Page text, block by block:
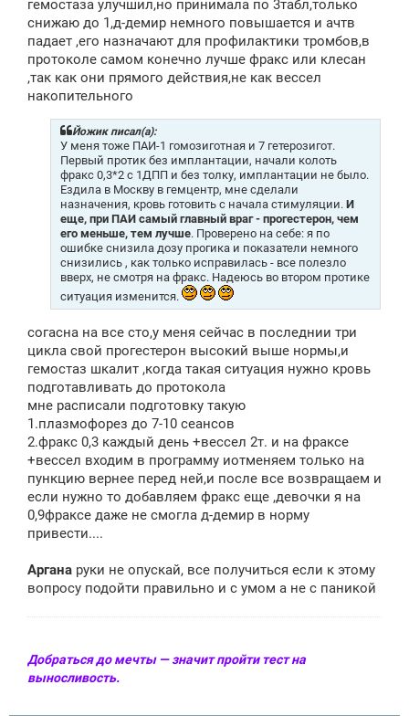
гемостаза улучшил,но принимала по 3табл,только
снижаю до 1,д-демир немного повышается и ачтв
падает ,его назначают для профилактики тромбов,в
протоколе самом конечно лучше фракс или клесан
,так как они прямого действия,не как вессел
накопительного
Йожик писал(а):
У меня тоже ПАИ-1 гомозиготная и 7 гетерозигот.
Первый протик без имплантации, начали колоть
фракс 0,3*2 с 1ДПП и без толку, имплантации не было.
Ездила в Москву в гемцентр, мне сделали
назначения, кровь готовить с начала стимуляции. И
еще, при ПАИ самый главный враг - прогестерон, чем
его меньше, тем лучше. Проверено на себе: я по
ошибке снизила дозу прогика и показатели немного
снизились , как только исправилась - все полезло
вверх, не смотря на фракс. Надеюсь во втором протике
ситуация изменится.
согасна на все сто,у меня сейчас в последнии три
цикла свой прогестерон высокий выше нормы,и
гемостаз шкалит ,когда такая ситуация нужно кровь
подготавливать до протокола
мне расписали подготовку такую
1.плазмофорез до 7-10 сеансов
2.фракс 0,3 каждый день +вессел 2т. и на фраксе
+вессел входим в программу иотменяем только на
пункцию вернее перед ней,и после все возвращаем и
если нужно то добавляем фракс еще ,девочки я на
0,9фраксе даже не смогла д-демир в норму
привести....
Аргана руки не опускай, все получиться если к этому
вопросу подойти правильно и с умом а не с паникой
Добраться до мечты — значит пройти тест на
выносливость.